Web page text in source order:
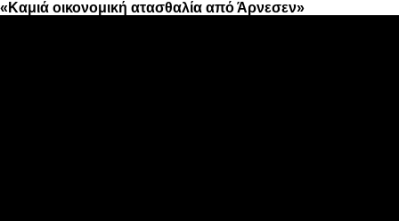
«Καμιά οικονομική ατασθαλία από Άρνεσεν»